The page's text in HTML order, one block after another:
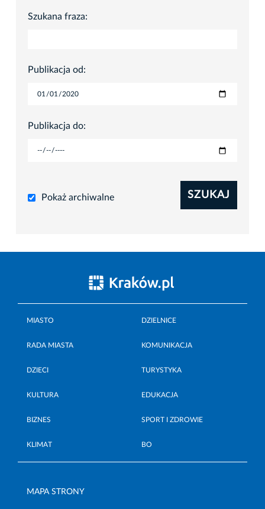
Szukana fraza:
Publikacja od:
Publikacja do:
Pokaż archiwalne SZUKAJ
MIASTO DZIELNICE
RADA MIASTA KOMUNIKACJA
DZIECI TURYSTYKA
KULTURA EDUKACJA
BIZNES SPORT I ZDROWIE
KLIMAT BO
MAPA STRONY